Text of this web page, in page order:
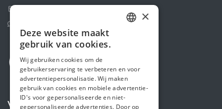
Volg ons
ENGLISH
×
Deze website maakt
gebruik van cookies.
Wij gebruiken cookies om de
gebruikerservaring te verbeteren en voor
advertentiepersonalisatie. Wij maken
gebruik van cookies en mobiele advertentie-
ID's voor gepersonaliseerde en niet-
gepersonaliseerde advertenties. Door op